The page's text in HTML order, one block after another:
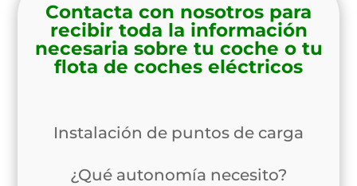
Contacta con nosotros para
recibir toda la información
necesaria sobre tu coche o tu
flota de coches eléctricos
Instalación de puntos de carga
¿Qué autonomía necesito?